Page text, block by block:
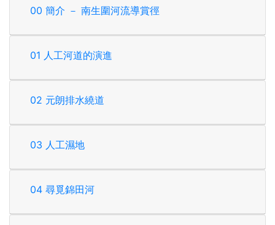
00 簡介 － 南生圍河流導賞徑
01 人工河道的演進
02 元朗排水繞道
03 人工濕地
04 尋覓錦田河